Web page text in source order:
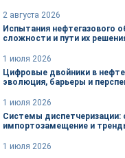
2 августа 2026
Испытания нефтегазового
сложности и пути их
1 июля 2026
Цифровые двойники в
эволюция, барьеры и
1 июля 2026
Системы диспетчеризации:
импортозамещение и
1 июля 2026